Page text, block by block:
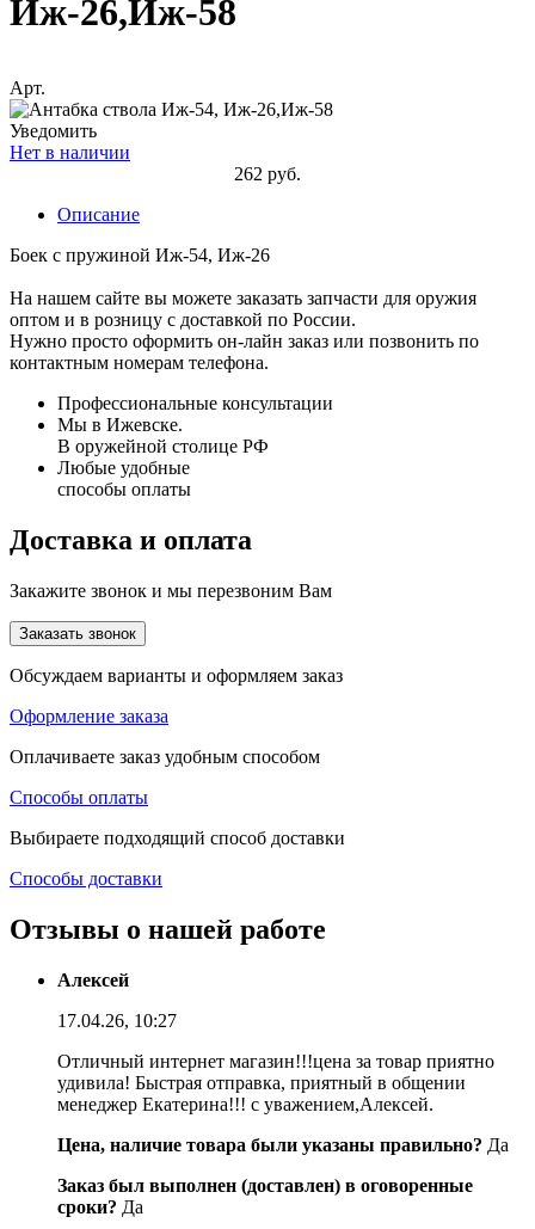
Иж-26,Иж-58
Арт.
Уведомить
Нет в наличии
262 руб.
Описание
Боек с пружиной Иж-54, Иж-26
На нашем сайте вы можете заказать запчасти для оружия
оптом и в розницу с доставкой по России.
Нужно просто оформить он-лайн заказ или позвонить по
контактным номерам телефона.
Профессиональные консультации
Мы в Ижевске.
В оружейной столице РФ
Любые удобные
способы оплаты
Доставка и оплата
Закажите звонок и мы перезвоним Вам
Заказать звонок
Обсуждаем варианты и оформляем заказ
Оформление заказа
Оплачиваете заказ удобным способом
Способы оплаты
Выбираете подходящий способ доставки
Способы доставки
Отзывы о нашей работе
Алексей
17.04.26, 10:27
Отличный интернет магазин!!!цена за товар приятно
удивила! Быстрая отправка, приятный в общении
менеджер Екатерина!!! с уважением,Алексей.
Цена, наличие товара были указаны правильно? Да
Заказ был выполнен (доставлен) в оговоренные
сроки? Да